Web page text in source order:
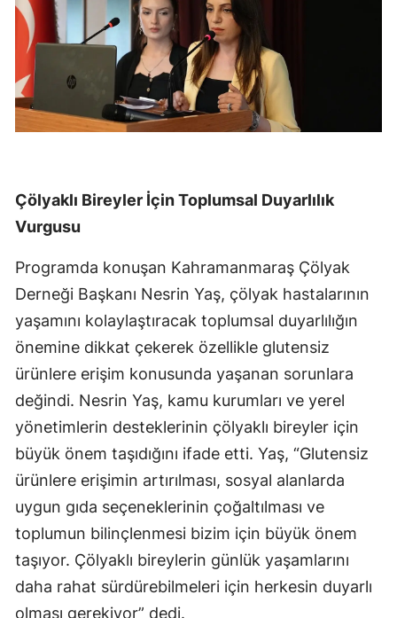
Çölyaklı Bireyler İçin Toplumsal Duyarlılık
Vurgusu
Programda konuşan Kahramanmaraş Çölyak
Derneği Başkanı Nesrin Yaş, çölyak hastalarının
yaşamını kolaylaştıracak toplumsal duyarlılığın
önemine dikkat çekerek özellikle glutensiz
ürünlere erişim konusunda yaşanan sorunlara
değindi. Nesrin Yaş, kamu kurumları ve yerel
yönetimlerin desteklerinin çölyaklı bireyler için
büyük önem taşıdığını ifade etti. Yaş, “Glutensiz
ürünlere erişimin artırılması, sosyal alanlarda
uygun gıda seçeneklerinin çoğaltılması ve
toplumun bilinçlenmesi bizim için büyük önem
taşıyor. Çölyaklı bireylerin günlük yaşamlarını
daha rahat sürdürebilmeleri için herkesin duyarlı
olması gerekiyor” dedi.